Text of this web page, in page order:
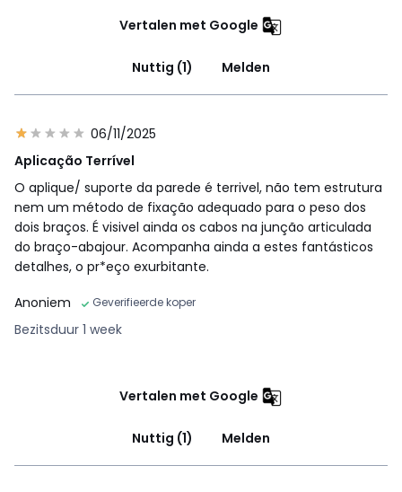
Vertalen met Google
Nuttig (1) Melden
06/11/2025
Aplicação Terrível
O aplique/ suporte da parede é terrivel, não tem estrutura
nem um método de fixação adequado para o peso dos
dois braços. É visivel ainda os cabos na junção articulada
do braço-abajour. Acompanha ainda a estes fantásticos
detalhes, o pr*eço exurbitante.
Anoniem
Geverifieerde koper
Bezitsduur 1 week
Vertalen met Google
Nuttig (1) Melden